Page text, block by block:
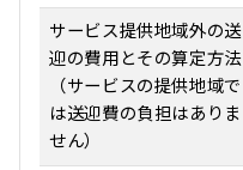
サービス提供地域外の送
迎の費用とその算定方法
（サービスの提供地域で
は送迎費の負担はありま
せん）